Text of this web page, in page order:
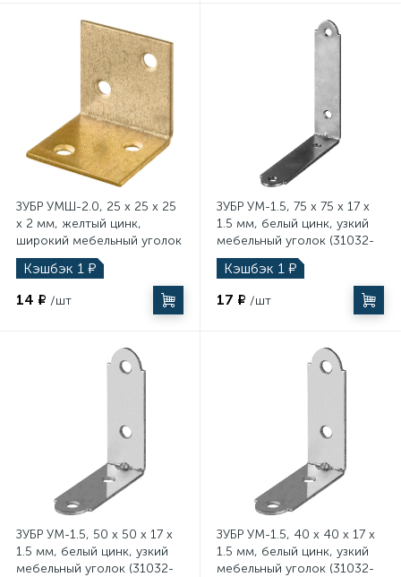
ЗУБР УМШ-2.0, 25 x 25 x 25
x 2 мм, желтый цинк,
широкий мебельный уголок
(31033-25)
Кэшбэк 1 ₽
14 ₽ /шт
ЗУБР УМ-1.5, 75 x 75 x 17 x
1.5 мм, белый цинк, узкий
мебельный уголок (31032-
75)
Кэшбэк 1 ₽
17 ₽ /шт
ЗУБР УМ-1.5, 50 x 50 x 17 x
1.5 мм, белый цинк, узкий
мебельный уголок (31032-
ЗУБР УМ-1.5, 40 x 40 x 17 x
1.5 мм, белый цинк, узкий
мебельный уголок (31032-